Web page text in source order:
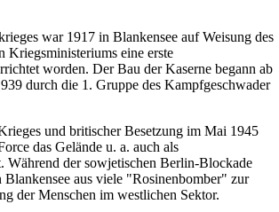
war 1917 in Blankensee auf Weisung des
Kriegsministeriums eine erste
worden. Der Bau der Kaserne begann ab
durch die 1. Gruppe des Kampfgeschwader
und britischer Besetzung im Mai 1945
das Gelände u. a. auch als
Während der sowjetischen Berlin-Blockade
Blankensee aus viele "Rosinenbomber" zur
der Menschen im westlichen Sektor.